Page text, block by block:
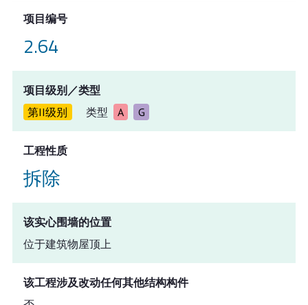
项目编号
2.64
项目级别／类型
第II级别
类型 A G
工程性质
拆除
该实心围墙的位置
位于建筑物屋顶上
该工程涉及改动任何其他结构构件